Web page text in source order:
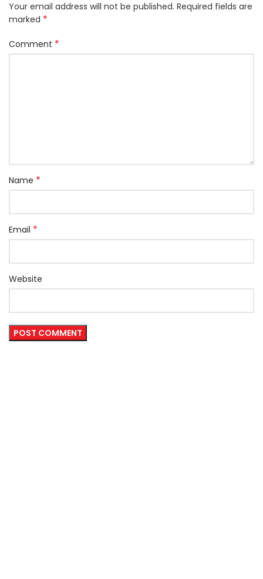
Your email address will not be published. Required fields are
marked *
Comment *
Name *
Email *
Website